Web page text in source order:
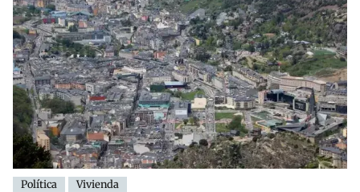
Política Vivienda